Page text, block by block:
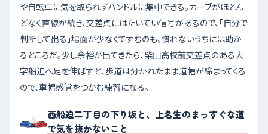
や自転車に気を取られずハンドルに集中できる。カーブがほとん
どなく直線が続き、交差点にはたいてい信号があるので、「自分で
判断して出る」場面が少なくてすむのも、慣れないうちには助か
るところだ。少し余裕が出てきたら、柴田高校前交差点のある大
字船迫へ足を伸ばすと、歩道は分かれたまま道幅が締まってくる
ので、車幅感覚をつかむ練習になる。
西船迫二丁目の下り坂と、上名生のまっすぐな道
で気を抜かないこと